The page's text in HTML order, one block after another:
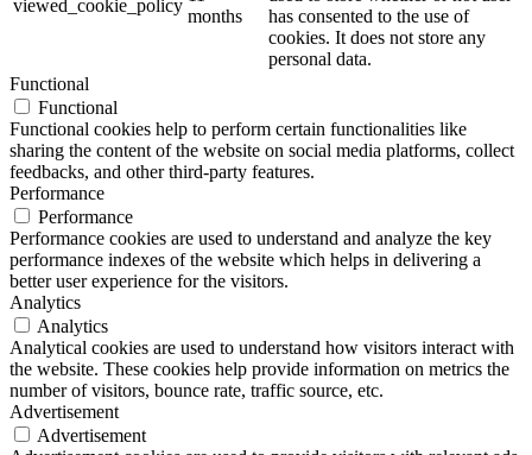
viewed_cookie_policy
months
has consented to the use of
cookies. It does not store any
personal data.
Functional
Functional
Functional cookies help to perform certain functionalities like
sharing the content of the website on social media platforms, collect
feedbacks, and other third-party features.
Performance
Performance
Performance cookies are used to understand and analyze the key
performance indexes of the website which helps in delivering a
better user experience for the visitors.
Analytics
Analytics
Analytical cookies are used to understand how visitors interact with
the website. These cookies help provide information on metrics the
number of visitors, bounce rate, traffic source, etc.
Advertisement
Advertisement